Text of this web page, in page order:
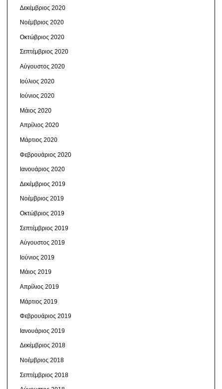
Δεκέμβριος 2020
Νοέμβριος 2020
Οκτώβριος 2020
Σεπτέμβριος 2020
Αύγουστος 2020
Ιούλιος 2020
Ιούνιος 2020
Μάιος 2020
Απρίλιος 2020
Μάρτιος 2020
Φεβρουάριος 2020
Ιανουάριος 2020
Δεκέμβριος 2019
Νοέμβριος 2019
Οκτώβριος 2019
Σεπτέμβριος 2019
Αύγουστος 2019
Ιούνιος 2019
Μάιος 2019
Απρίλιος 2019
Μάρτιος 2019
Φεβρουάριος 2019
Ιανουάριος 2019
Δεκέμβριος 2018
Νοέμβριος 2018
Σεπτέμβριος 2018